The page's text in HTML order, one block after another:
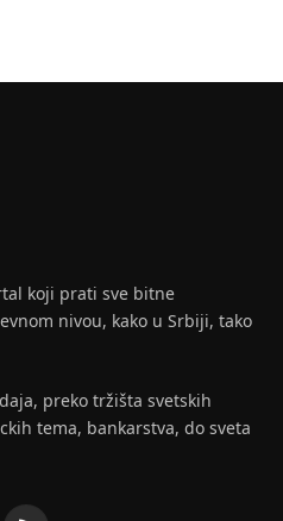
koji prati sve bitne
nivou, kako u Srbiji, tako
preko tržišta svetskih
tema, bankarstva, do sveta